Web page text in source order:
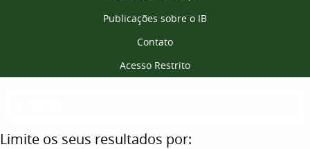
Publicações sobre o IB
Contato
Acesso Restrito
Limite os seus resultados por: